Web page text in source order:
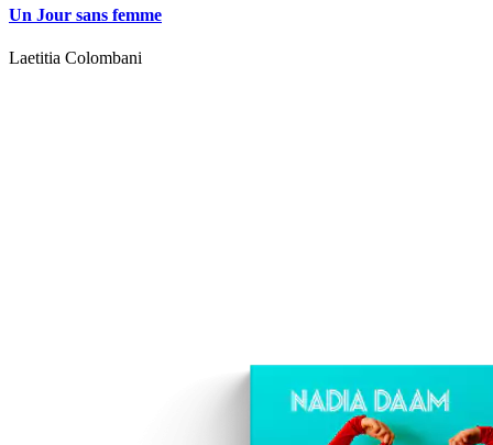
Un Jour sans femme
Laetitia Colombani